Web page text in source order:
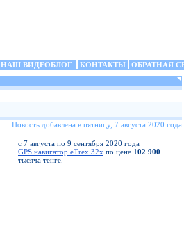
НАШ ВИДЕОБЛОГ КОНТАКТЫ ОБРАТНАЯ
Новость добавлена в пятницу, 7 августа 2020 года
с 7 августа по 9 сентября 2020 года
GPS навигатор eTrex 32x по цене 102 900
тысяча тенге.